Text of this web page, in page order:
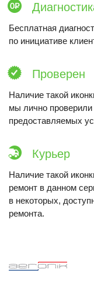
Бесплатная
по инициативе
Проверен
Наличие такой
мы лично проверили
предоставляемых
Курьер
Наличие такой
ремонт в данном
в некоторых,
ремонта.